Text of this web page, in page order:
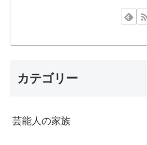
カテゴリー
芸能人の家族